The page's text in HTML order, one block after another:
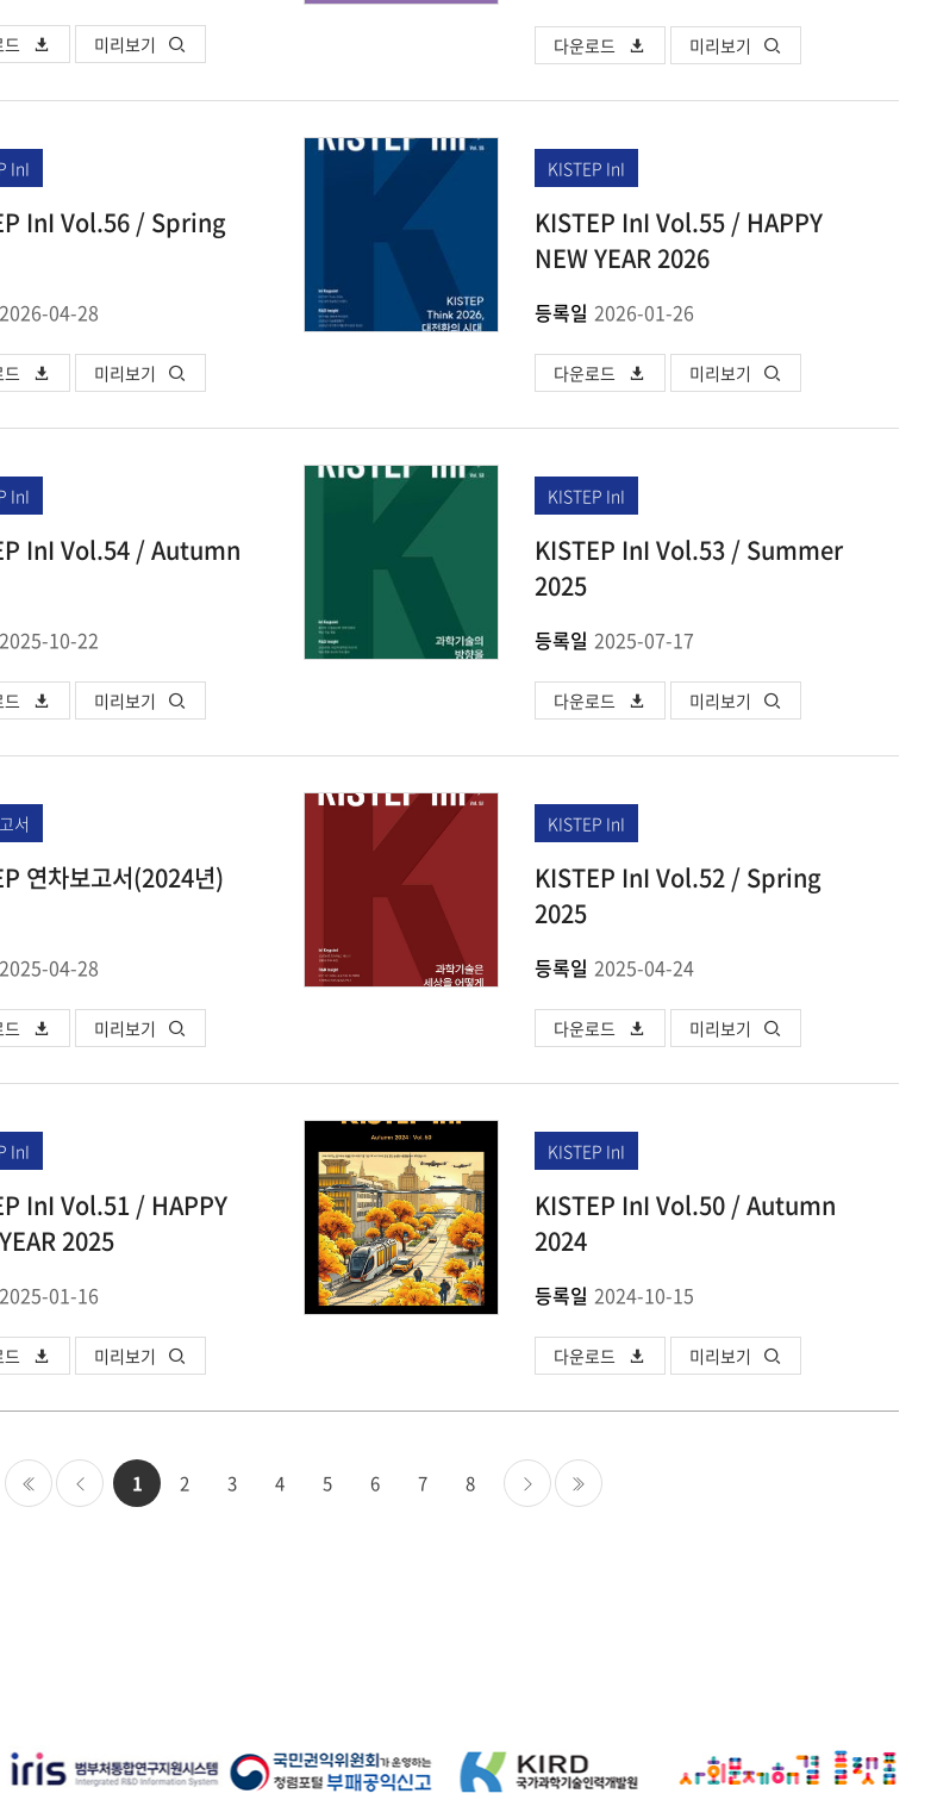
드 미리보기 다운로드 미리보기
InI
InI Vol.56 / Spring
2026-04-28
드 미리보기
KISTEP InI
KISTEP InI Vol.55 / HAPPY
NEW YEAR 2026
등록일 2026-01-26
다운로드 미리보기
InI
InI Vol.54 / Autumn
2025-10-22
드 미리보기
KISTEP InI
KISTEP InI Vol.53 / Summer
2025
등록일 2025-07-17
다운로드 미리보기
서
연차보고서(2024년)
2025-04-28
드 미리보기
KISTEP InI
KISTEP InI Vol.52 / Spring
2025
등록일 2025-04-24
다운로드 미리보기
InI
InI Vol.51 / HAPPY
2025
2025-01-16
드 미리보기
KISTEP InI
KISTEP InI Vol.50 / Autumn
2024
등록일 2024-10-15
다운로드 미리보기
1 2 3 4 5 6 7
8